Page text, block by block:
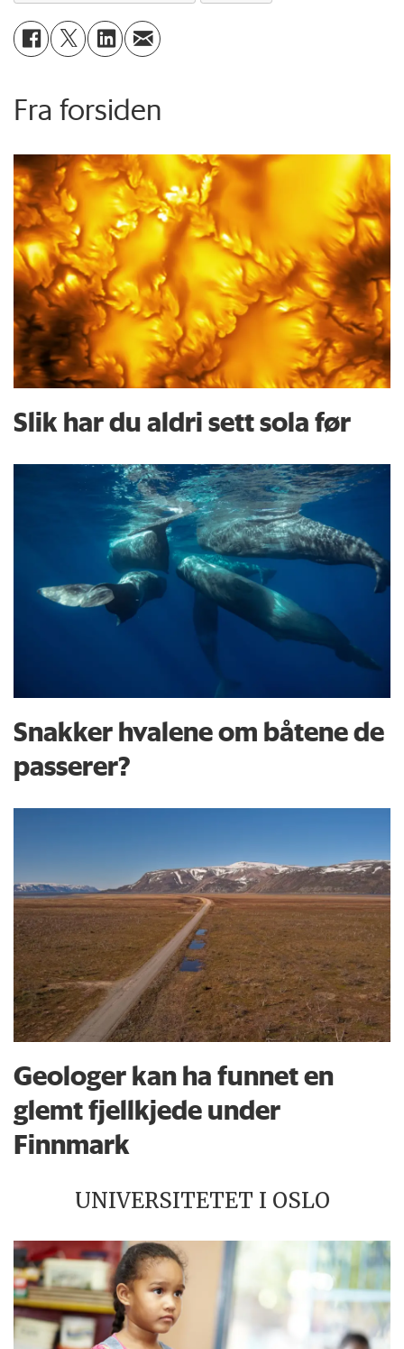
Fra forsiden
Slik har du aldri sett sola før
Snakker hvalene om båtene de
passerer?
Geologer kan ha funnet en
glemt fjellkjede under
Finnmark
UNIVERSITETET I OSLO